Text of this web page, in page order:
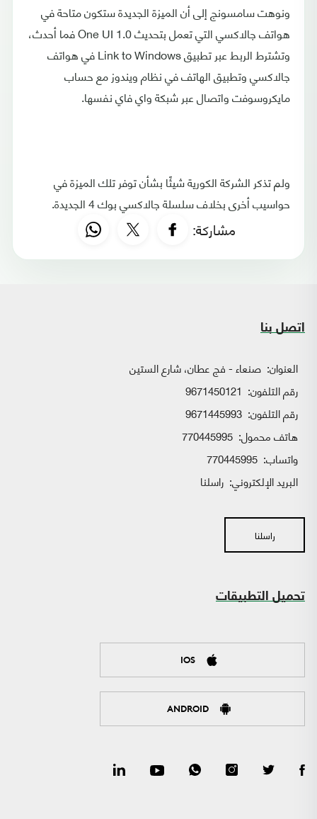
ونوهت سامسونج إلى أن الميزة الجديدة ستكون متاحة في
هواتف جالاكسي التي تعمل بتحديث One UI 1.0 فما أحدث،
وتشترط الربط عبر تطبيق Link to Windows في هواتف
جالاكسي وتطبيق الهاتف في نظام ويندوز مع حساب
مايكروسوفت واتصال عبر شبكة واي فاي نفسها.
ولم تذكر الشركة الكورية شيئًا بشأن توفر تلك الميزة في
حواسيب أخرى بخلاف سلسلة جالاكسي بوك 4 الجديدة.
مشاركة:
اتصل بنا
العنوان: صنعاء - فج عطان، شارع الستين
رقم التلفون: 9671450121
رقم التلفون: 9671445993
هاتف محمول: 770445995
واتساب:
البريد الإلكتروني: راسلنا
راسلنا
تحميل التطبيقات
IOS
ANDROID